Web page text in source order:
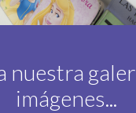
nuestra
imágenes...